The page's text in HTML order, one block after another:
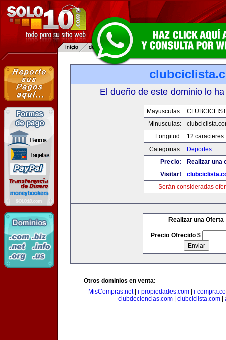
El dueño de este dominio lo
Mayusculas:
Minusculas:
Longitud:
12 caracteres
Categorias:
Deportes
Precio:
Realizar una
Visitar!
Serán consideradas
Realizar una Oferta
Precio Ofrecido $
Otros dominios en venta:
MisCompras.net| i-propiedades.com| i-
clubdeciencias.com
clubciclista.com